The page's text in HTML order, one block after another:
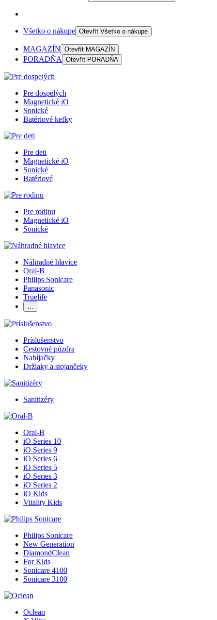
|
Všetko o nákupe Otevřít Všetko o nákupe
MAGAZÍN Otevřít MAGAZÍN
PORADŇA Otevřít PORADŇA
Pre dospelých
Magnetické iO
Sonické
Batériové kefky
Pre deti
Magnetické iO
Sonické
Batériové
Pre rodinu
Magnetické iO
Sonické
Náhradné hlavice
Oral-B
Philips Sonicare
Panasonic
Truelife
…
Príslušenstvo
Cestovné púzdra
Nabíjačky
Držiaky a stojančeky
Sanitizéry
Oral-B
iO Series 10
iO Series 9
iO Series 6
iO Series 5
iO Series 3
iO Series 2
iO Kids
Vitality Kids
Philips Sonicare
New Generation
DiamondClean
For Kids
Sonicare 4100
Sonicare 3100
Oclean